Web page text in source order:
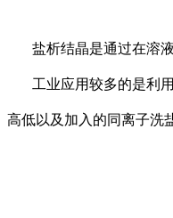
盐析结晶是通过在溶
工业应用较多的是利用
高低以及加入的同离子洗